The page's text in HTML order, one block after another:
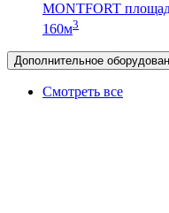
MONTFORT
160м3
Дополнительное
Смотреть все